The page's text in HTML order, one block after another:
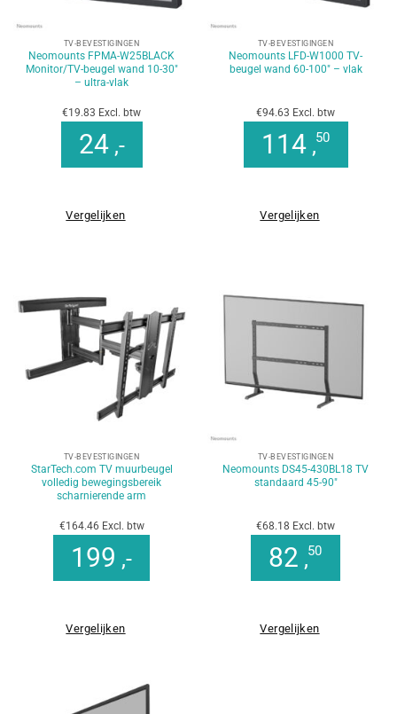
TV-BEVESTIGINGEN
Neomounts FPMA-W25BLACK
Monitor/TV-beugel wand 10-30″
– ultra-vlak
€19.83 Excl. btw
24,-
Vergelijken
TV-BEVESTIGINGEN
Neomounts LFD-W1000 TV-
beugel wand 60-100″ – vlak
€94.63 Excl. btw
114,50
Vergelijken
TV-BEVESTIGINGEN
StarTech.com TV muurbeugel
volledig bewegingsbereik
scharnierende arm
€164.46 Excl. btw
199 ,-
Vergelijken
TV-BEVESTIGINGEN
Neomounts DS45-430BL18 TV
standaard 45-90″
€68.18 Excl. btw
82 ,50
Vergelijken